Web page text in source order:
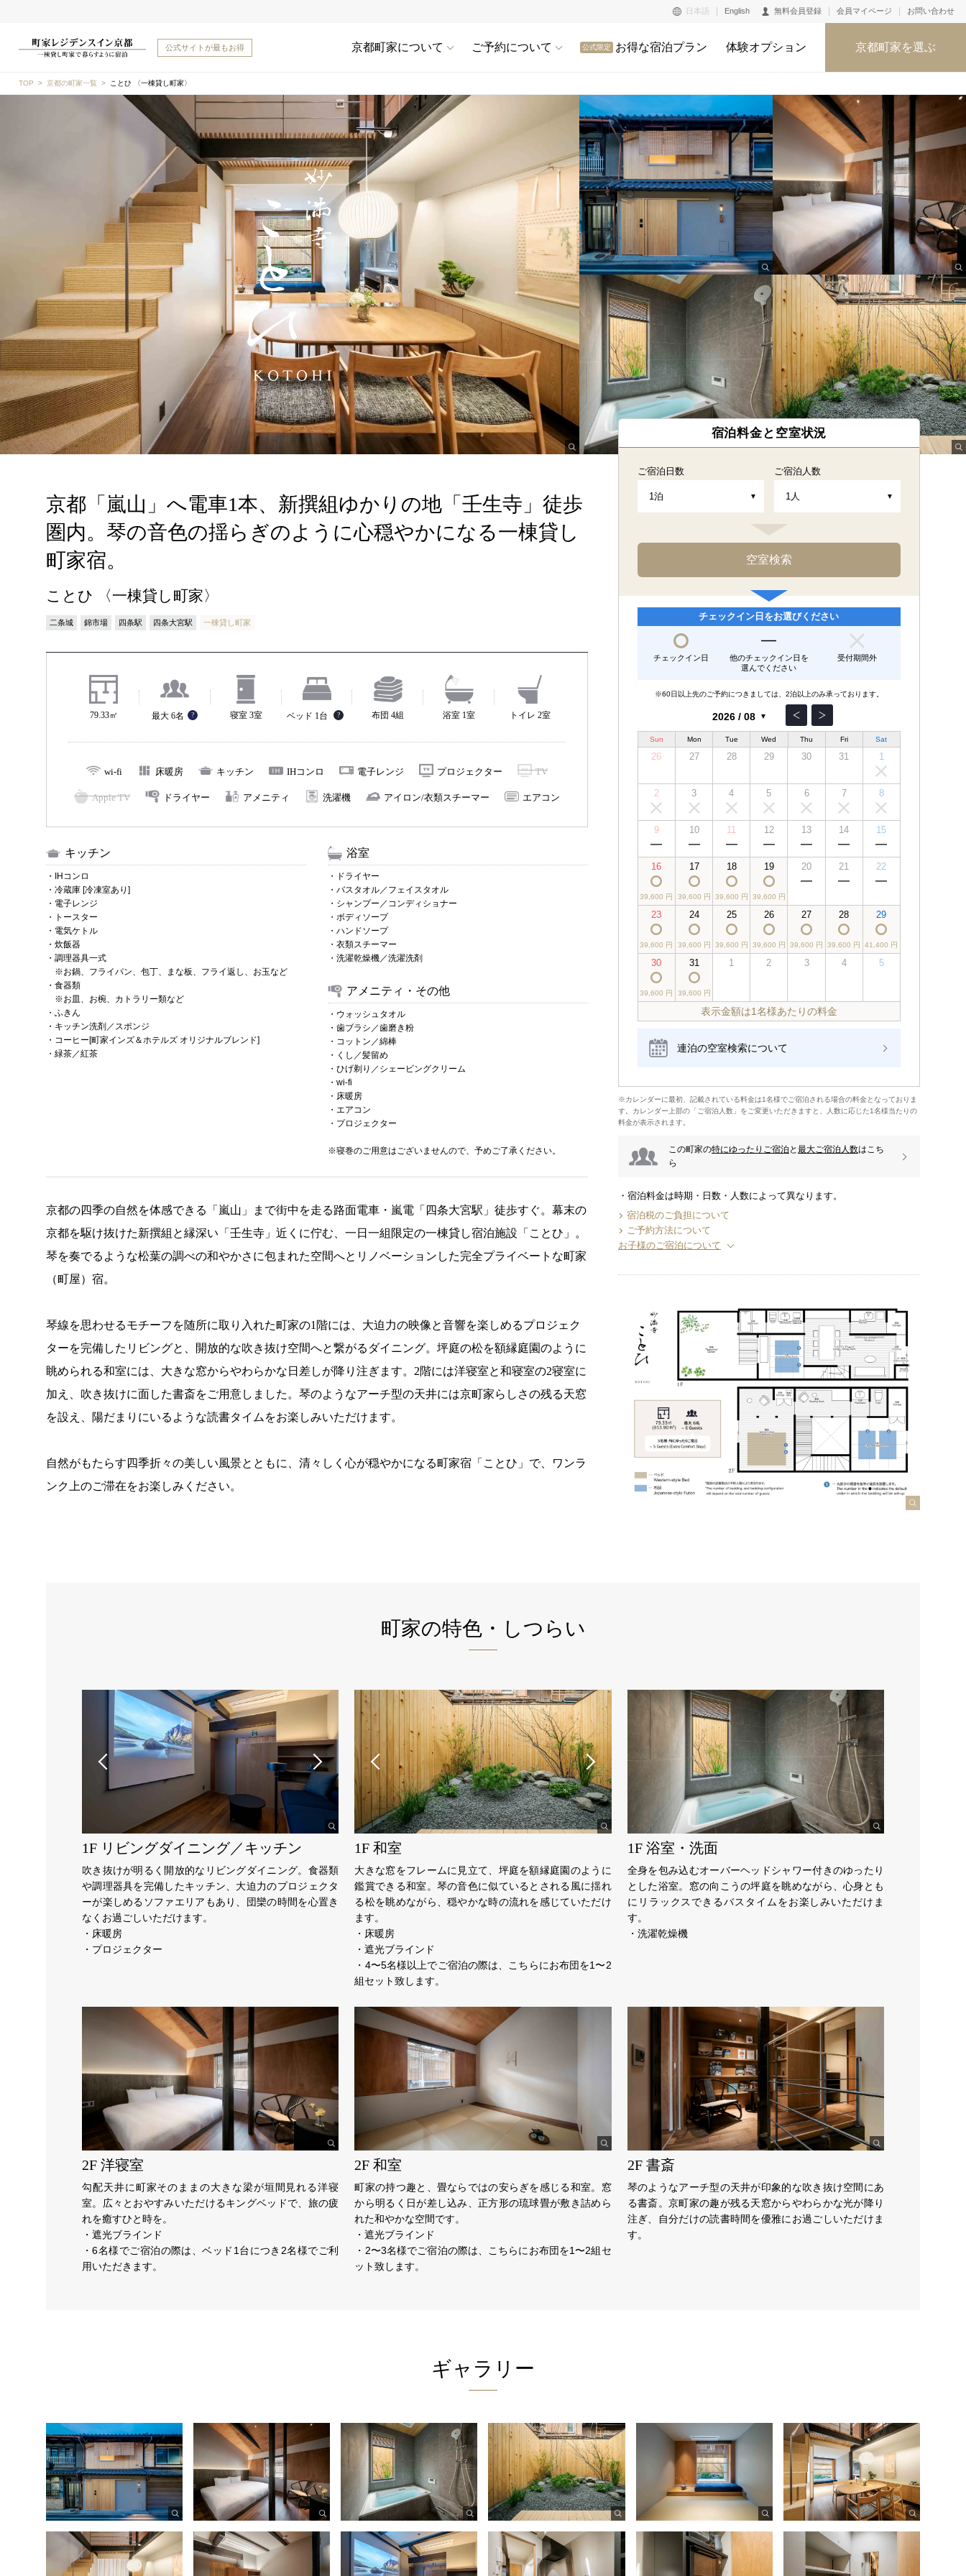
日本語 English 無料会員登録 会員マイページ お問い合わせ
公式サイトが最もお得 京都町家について ご予約について 公式限定 お得な宿泊プラン 体験オプション 京都町家を選ぶ
TOP 京都の町家一覧 ことひ 〈一棟貸し町家〉
京都「嵐山」へ電車1本、新撰組ゆかりの地「壬生寺」徒歩
圏内。琴の音色の揺らぎのように心穏やかになる一棟貸し
町家宿。
ことひ 〈一棟貸し町家〉
二条城 錦市場 四条駅 四条大宮駅 一棟貸し町家
79.33㎡ 最大 6名 ? 寝室 3室 ベッド 1台 ? 布団 4組 浴室 1室 トイレ 2室
wi-fi 床暖房 キッチン IHコンロ 電子レンジ プロジェクター TV
Apple TV ドライヤー アメニティ 洗濯機 アイロン/衣類スチーマー エアコン
キッチン
・IHコンロ
・冷蔵庫 [冷凍室あり]
・電子レンジ
・トースター
・電気ケトル
・炊飯器
・調理器具一式
※お鍋、フライパン、包丁、まな板、フライ返し、お玉など
・食器類
※お皿、お椀、カトラリー類など
・ふきん
・キッチン洗剤／スポンジ
・コーヒー[町家インズ＆ホテルズ オリジナルブレンド]
・緑茶／紅茶
浴室
・ドライヤー
・バスタオル／フェイスタオル
・シャンプー／コンディショナー
・ボディソープ
・ハンドソープ
・衣類スチーマー
・洗濯乾燥機／洗濯洗剤
アメニティ・その他
・ウォッシュタオル
・歯ブラシ／歯磨き粉
・コットン／綿棒
・くし／髪留め
・ひげ剃り／シェービングクリーム
・wi-fi
・床暖房
・エアコン
・プロジェクター
※寝巻のご用意はございませんので、予めご了承ください。
京都の四季の自然を体感できる「嵐山」まで街中を走る路面電車・嵐電「四条大宮駅」徒歩すぐ。幕末の
京都を駆け抜けた新撰組と縁深い「壬生寺」近くに佇む、一日一組限定の一棟貸し宿泊施設「ことひ」。
琴を奏でるような松葉の調べの和やかさに包まれた空間へとリノベーションした完全プライベートな町家
（町屋）宿。
琴線を思わせるモチーフを随所に取り入れた町家の1階には、大迫力の映像と音響を楽しめるプロジェク
ターを完備したリビングと、開放的な吹き抜け空間へと繋がるダイニング。坪庭の松を額縁庭園のように
眺められる和室には、大きな窓からやわらかな日差しが降り注ぎます。2階には洋寝室と和寝室の2寝室に
加え、吹き抜けに面した書斎をご用意しました。琴のようなアーチ型の天井には京町家らしさの残る天窓
を設え、陽だまりにいるような読書タイムをお楽しみいただけます。
自然がもたらす四季折々の美しい風景とともに、清々しく心が穏やかになる町家宿「ことひ」で、ワンラ
ンク上のご滞在をお楽しみください。
宿泊料金と空室状況
ご宿泊日数 ご宿泊人数
チェックイン日をお選びください
チェックイン日
他のチェックイン日を
選んでください
受付期間外
※60日以上先のご予約につきましては、2泊以上のみ承っております。
Sun Mon Tue Wed Thu Fri Sat
26 27 28 29 30 31 1
2 3 4 5 6 7 8
9 10 11 12 13 14 15
16
39,600 円
17
39,600 円
18
39,600 円
19
39,600 円
20 21 22
23
39,600 円
24
39,600 円
25
39,600 円
26
39,600 円
27
39,600 円
28
39,600 円
29
41,400 円
30
39,600 円
31
39,600 円
1 2 3 4 5
表示金額は1名様あたりの料金
連泊の空室検索について
※カレンダーに最初、記載されている料金は1名様でご宿泊される場合の料金となっておりま
す。カレンダー上部の「ご宿泊人数」をご変更いただきますと、人数に応じた1名様当たりの
料金が表示されます。
この町家の特にゆったりご宿泊 と最大ご宿泊人数はこち
ら
宿泊料金は時期・日数・人数によって異なります。
宿泊税のご負担について
ご予約方法について
お子様のご宿泊について
町家の特色・しつらい
1F リビングダイニング／キッチン
吹き抜けが明るく開放的なリビングダイニング。食器類
や調理器具を完備したキッチン、大迫力のプロジェクタ
ーが楽しめるソファエリアもあり、団欒の時間を心置き
なくお過ごしいただけます。
・床暖房
・プロジェクター
1F 和室
大きな窓をフレームに見立て、坪庭を額縁庭園のように
鑑賞できる和室。琴の音色に似ているとされる風に揺れ
る松を眺めながら、穏やかな時の流れを感じていただけ
ます。
・床暖房
・遮光ブラインド
・4〜5名様以上でご宿泊の際は、こちらにお布団を1〜2
組セット致します。
1F 浴室・洗面
全身を包み込むオーバーヘッドシャワー付きのゆったり
とした浴室。窓の向こうの坪庭を眺めながら、心身とも
にリラックスできるバスタイムをお楽しみいただけま
す。
・洗濯乾燥機
2F 洋寝室
勾配天井に町家そのままの大きな梁が垣間見れる洋寝
室。広々とおやすみいただけるキングベッドで、旅の疲
れを癒すひと時を。
・遮光ブラインド
・6名様でご宿泊の際は、ベッド1台につき2名様でご利
用いただきます。
2F 和室
町家の持つ趣と、畳ならではの安らぎを感じる和室。窓
から明るく日が差し込み、正方形の琉球畳が敷き詰めら
れた和やかな空間です。
・遮光ブラインド
・2〜3名様でご宿泊の際は、こちらにお布団を1〜2組セ
ット致します。
2F 書斎
琴のようなアーチ型の天井が印象的な吹き抜け空間にあ
る書斎。京町家の趣が残る天窓からやわらかな光が降り
注ぎ、自分だけの読書時間を優雅にお過ごしいただけま
す。
ギャラリー